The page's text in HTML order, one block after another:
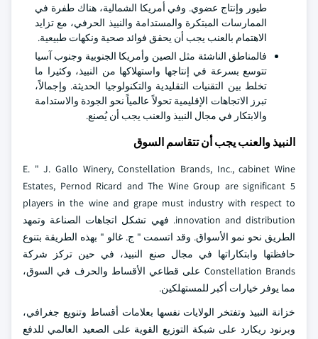
طيور وإنتاج عضوي. وفي أمريكا الشمالية، هناك طفرة في
الممارسات المبتكرة والمستدامة والنبيذ الحرفي، مع تزايد
الاهتمام بالعنب يجب أن يحقق فوائد صحية ونكهات طبيعية.
فالمناطق الناشئة مثل الصين وأمريكا الجنوبية وجنوب آسيا
تتوسع بسرعة في إنتاجها واستهلاكها من النبيذ، وكثيرا ما
تخلط بين التقنيات التقليدية والتكنولوجيا الحديثة. وإجمالاً،
تبرز الاتجاهات الإقليمية تحولاً عالمياً نحو الجودة والاستدامة
والابتكار في مجال النبيذ والعنب يجب أن يُصنع.
النبيذ والعنب يجب أن تتقاسم السوق
E. " J. Gallo Winery, Constellation Brands, Inc., cabinet Wine
Estates, Pernod Ricard and The Wine Group are significant 5
players in the wine and grape must industry with respect to
innovation and distribution. فهي تشكل اتجاهات الصناعة وتمهد
الطريق نحو نمو الأسواق. وقد اتسمت " ج. غالو " بهذه الطريقة بتنوع
حافظتها وابتكاراتها في مجال صنع النبيذ، في حين تركز شركة
Constellation Brands على قطاعي الأقساط والحرف في السوق،
مما يوفر خيارات أكبر للمستهلكين.
خزانة النبيذ وتفتخر الولايات نفسها بعلامات أقساط وتنويع جغرافي،
وبرنود ريكارد على شبكة التوزيع القوية على الصعيد العالمي للدفع